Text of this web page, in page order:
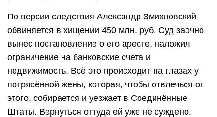
По версии следствия Александр Змихновский
обвиняется в хищении 450 млн. руб. Суд заочно
вынес постановление о его аресте, наложил
ограничение на банковские счета и
недвижимость. Всё это происходит на глазах у
потрясённой жены, которая, чтобы отвлечься от
этого, собирается и уезжает в Соединённые
Штаты. Вернуться оттуда ей уже не суждено.